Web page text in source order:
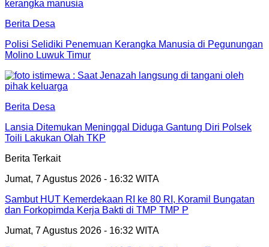
Berita Desa
Polisi Selidiki Penemuan Kerangka Manusia di Pegunungan
Molino Luwuk Timur
Berita Desa
Lansia Ditemukan Meninggal Diduga Gantung Diri Polsek
Toili Lakukan Olah TKP
Berita Terkait
Jumat, 7 Agustus 2026 - 16:32 WITA
Sambut HUT Kemerdekaan RI ke 80 RI, Koramil Bungatan
dan Forkopimda Kerja Bakti di TMP TMP P
Jumat, 7 Agustus 2026 - 16:32 WITA